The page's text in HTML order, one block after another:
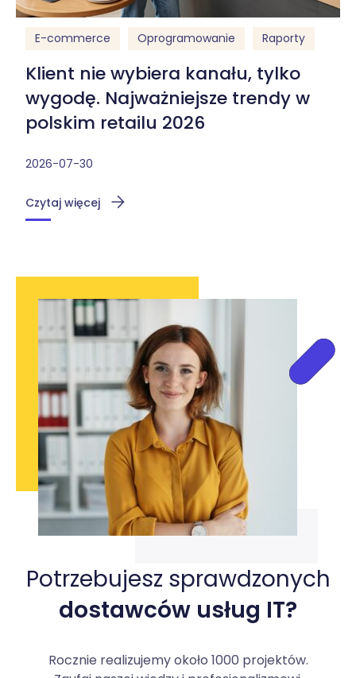
E-commerce Oprogramowanie Raporty
Klient nie wybiera kanału, tylko
wygodę. Najważniejsze trendy w
polskim retailu 2026
2026-07-30
Czytaj więcej
Potrzebujesz sprawdzonych
dostawców usług IT?
Rocznie realizujemy około 1000 projektów.